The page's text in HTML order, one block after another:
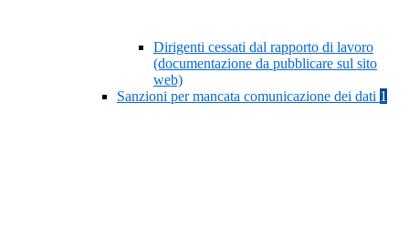
Dirigenti cessati dal rapporto di lavoro
(documentazione da pubblicare sul sito
web)
Sanzioni per mancata comunicazione dei dati 1